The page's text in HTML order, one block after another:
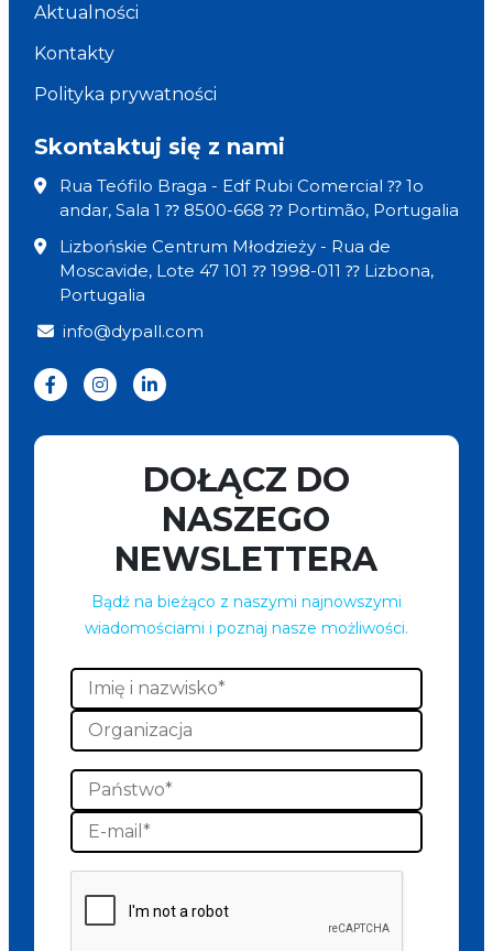
Aktualności
Kontakty
Polityka prywatności
Skontaktuj się z nami
Rua Teófilo Braga - Edf Rubi Comercial ⁇ 1o
andar, Sala 1 ⁇ 8500-668 ⁇ Portimão, Portugalia
Lizbońskie Centrum Młodzieży - Rua de
Moscavide, Lote 47 101 ⁇ 1998-011 ⁇ Lizbona,
Portugalia
info@dypall.com
DOŁĄCZ DO
NASZEGO
NEWSLETTERA
Bądź na bieżąco z naszymi najnowszymi
wiadomościami i poznaj nasze możliwości.